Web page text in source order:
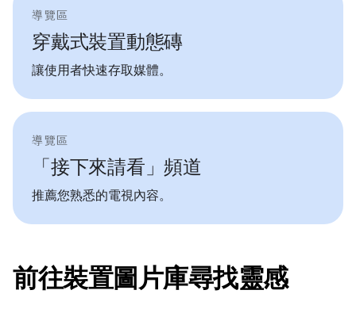
導覽區
穿戴式裝置動態磚
讓使用者快速存取媒體。
導覽區
「接下來請看」頻道
推薦您熟悉的電視內容。
前往裝置圖片庫尋找靈感